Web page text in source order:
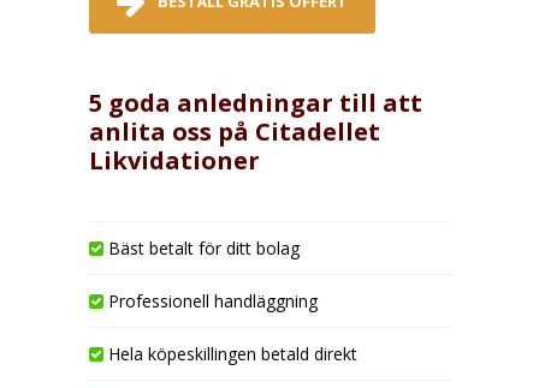
5 goda anledningar till att
anlita oss på Citadellet
Likvidationer
Bäst betalt för ditt bolag
Professionell handläggning
Hela köpeskillingen betald direkt